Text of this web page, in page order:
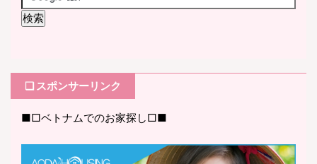
❏ スポンサーリンク
■□ベトナムでのお家探し□■